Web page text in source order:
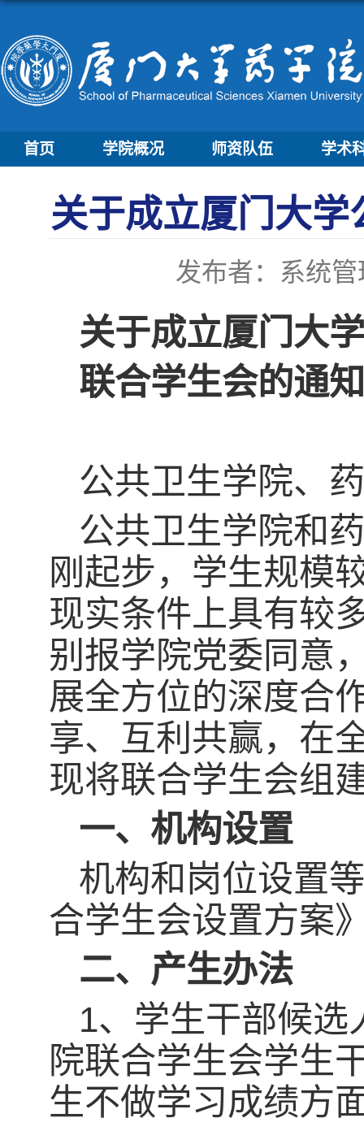
首页 学院概况 师资队伍 学术
关于成立厦门大
发布者：系统
关于成立厦门大
联合学生会的通
公共卫生学院、
公共卫生学院和
刚起步，学生规模
现实条件上具有较
别报学院党委同意
展全方位的深度合
享、互利共赢，在
现将联合学生会组
一、机构设置
机构和岗位设置
合学生会设置方案
二、产生办法
1、学生干部候
院联合学生会学生
生不做学习成绩方